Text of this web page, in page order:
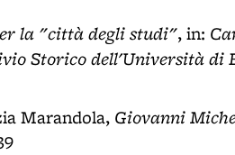
la "città degli studi", in:
Storico dell'Università di
Marandola, Giovanni